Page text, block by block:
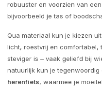
robuuster en voorzien van
bijvoorbeeld je tas of
Qua materiaal kun je kiezen uit
licht, roestvrij en comfortabel,
steviger is – vaak geliefd bij
natuurlijk kun je tegenwoordig
herenfiets, waarmee je